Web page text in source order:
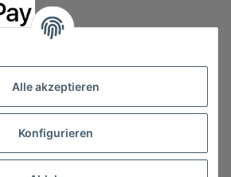
Alle akzeptieren
Konfigurieren
Vertrag widerrufen